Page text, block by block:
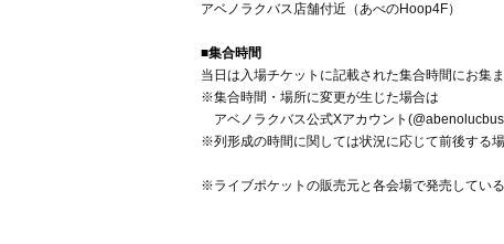
アベノラクバス店舗付近（あべのHoop4F）
■集合時間
当日は入場チケットに記載された集合時間にお集ま
※集合時間・場所に変更が生じた場合は
アベノラクバス公式Xアカウント
※列形成の時間に関しては状況に応じて前後する場
※ライブポケットの販売元と各会場で発売してい